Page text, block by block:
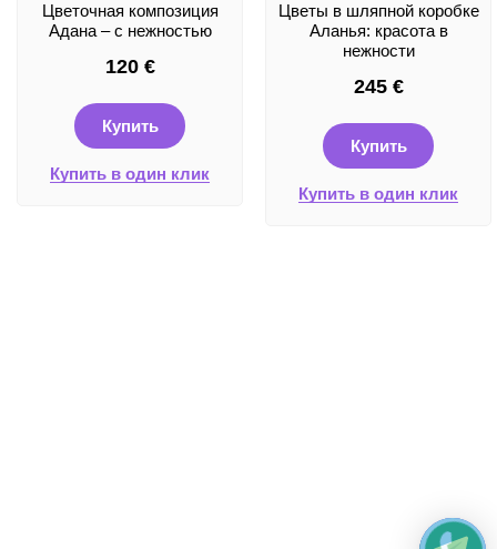
Цветочная композиция
Адана – с нежностью
120 €
Купить
Купить в один клик
Цветы в шляпной коробке
Аланья: красота в
нежности
245 €
Купить
Купить в один клик